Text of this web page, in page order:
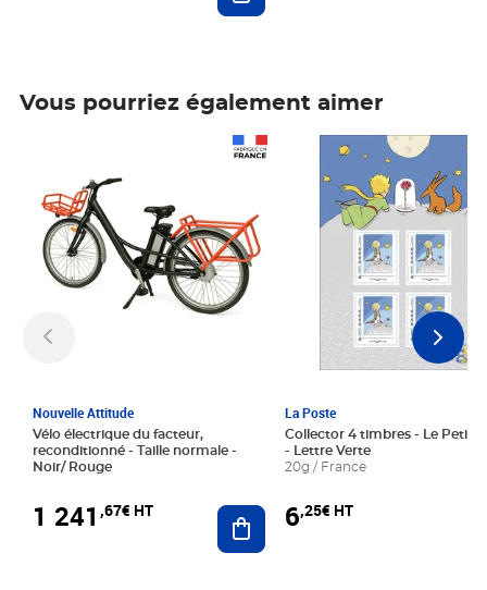
Vous pourriez également aimer
Nouvelle Attitude
Vélo électrique du facteur,
reconditionné - Taille normale -
Noir/ Rouge
1 241 ,67€ HT Ajouter au panier
La Poste
Collector 4 timbres - Le Petit
- Lettre Verte
20g / France
6,25€ HT
Prix 6,25€ HT